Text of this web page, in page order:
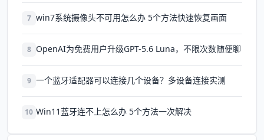
7 win7系统摄像头不可用怎么办 5个方法快速恢复画面
8 OpenAI为免费用户升级GPT-5.6 Luna，不限次数随便聊
9 一个蓝牙适配器可以连接几个设备？多设备连接实测
10 Win11蓝牙连不上怎么办 5个方法一次解决